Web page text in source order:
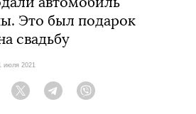
автомобиль
Это был подарок
свадьбу
июля 2021
Facebook Twitter Telegram